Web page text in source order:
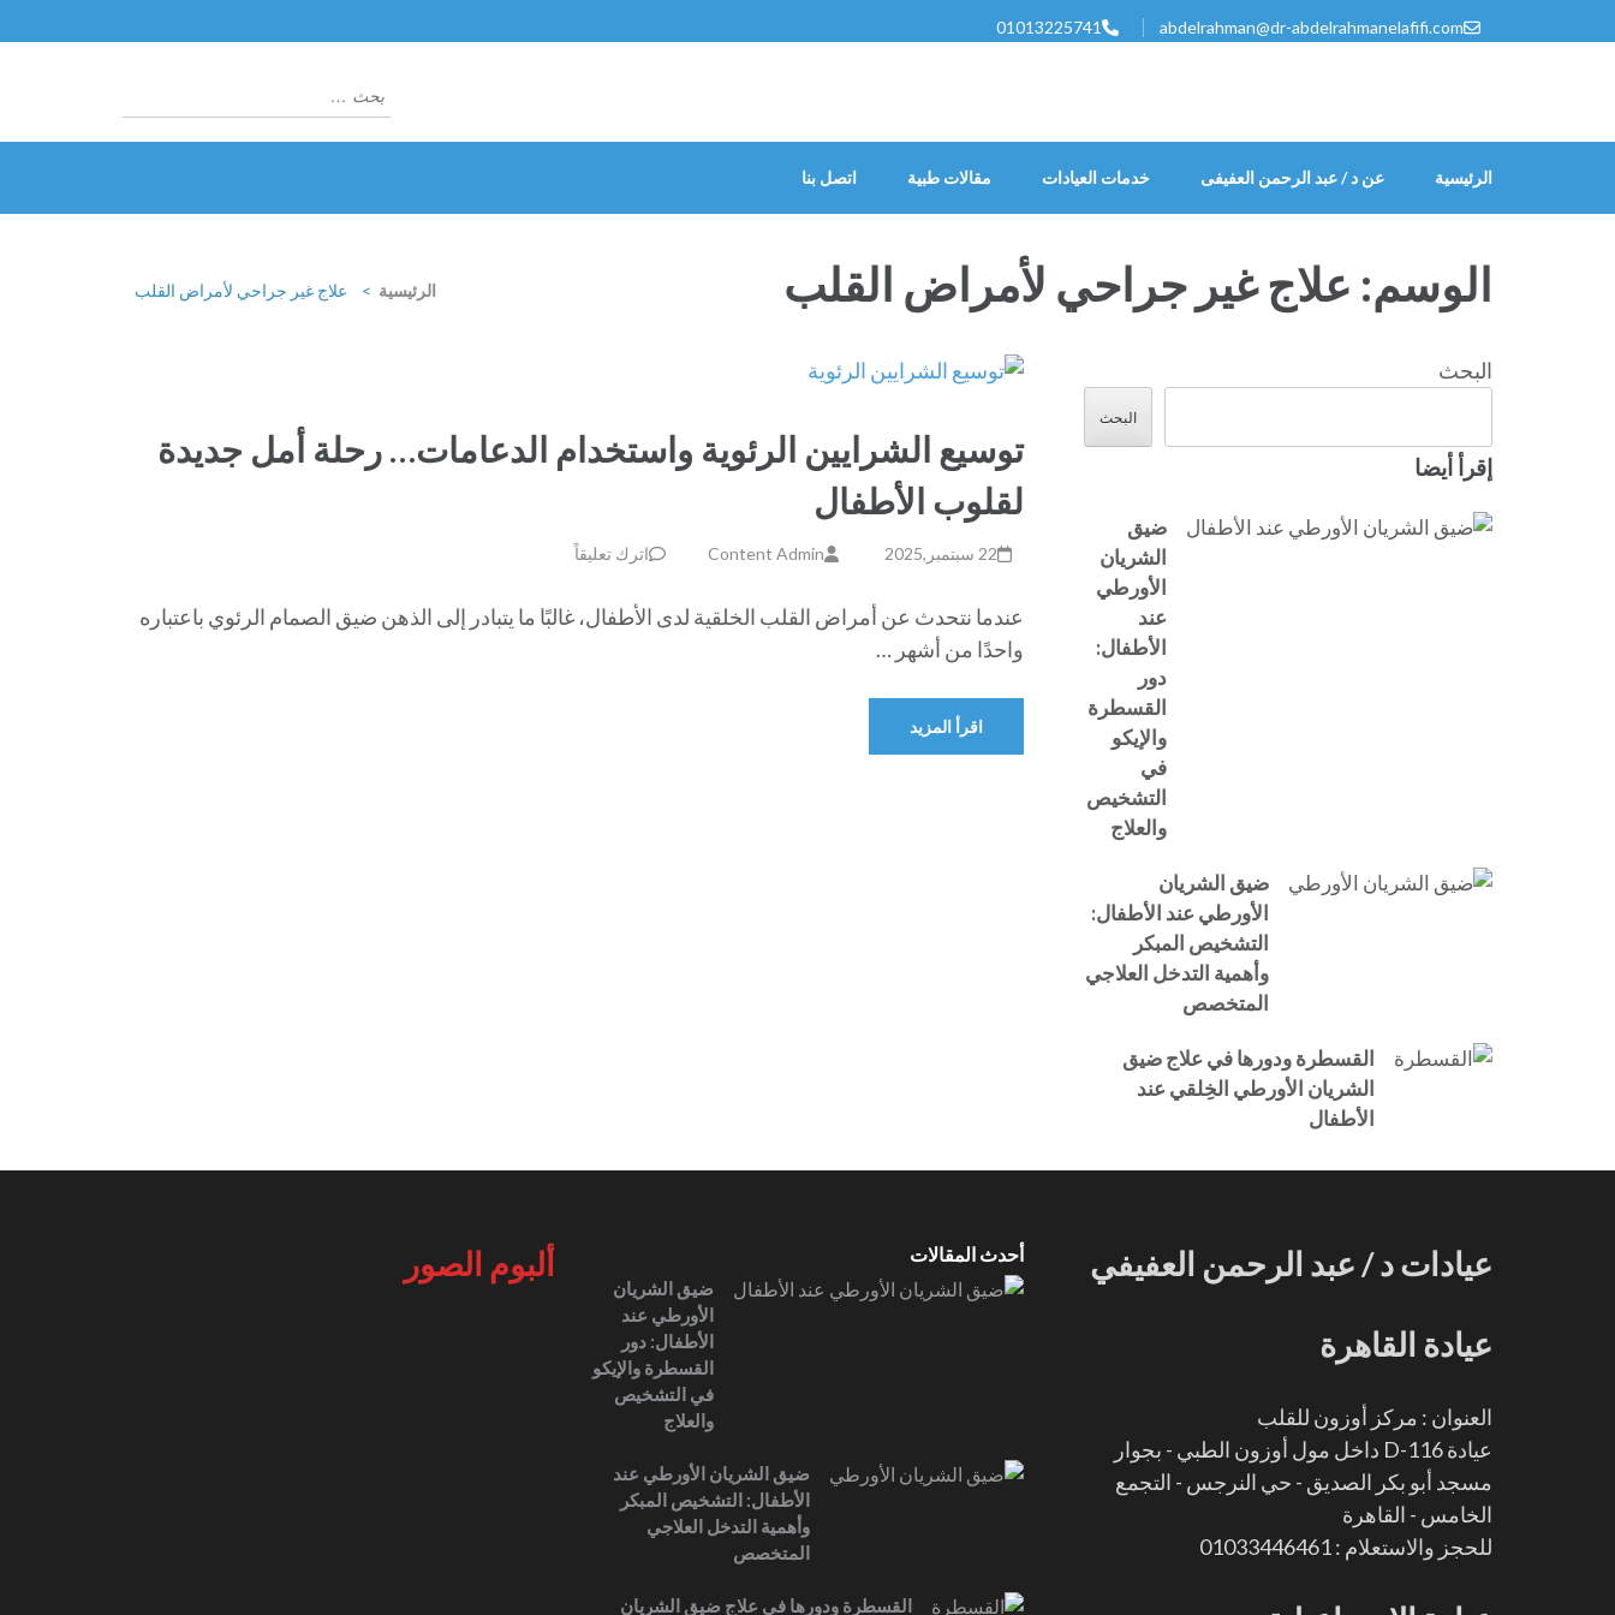
إلى
Enter)
abdelrahman@dr-abdelrahmanelafifi.com
01013225741
البحث
عن:
الرئيسية عن د / عبد الرحمن العفيفى خدمات العيادات مقالات طبية اتصل بنا
الوسم: علاج غير جراحي لأمراض القلب الرئيسية > علاج غير جراحي لأمراض القلب
توسيع الشرايين الرئوية واستخدام الدعامات… رحلة أمل جديدة
لقلوب الأطفال
22 سبتمبر,2025 Content Admin اترك تعليقاً
عندما نتحدث عن أمراض القلب الخلقية لدى الأطفال، غالبًا ما يتبادر إلى الذهن ضيق الصمام الرئوي باعتباره
واحدًا من أشهر …
اقرأ المزيد
البحث
البحث
إقرأ أيضا
ضيق
الشريان
الأورطي
عند
الأطفال:
دور
القسطرة
والإيكو
في
التشخيص
والعلاج
ضيق الشريان
الأورطي عند الأطفال:
التشخيص المبكر
وأهمية التدخل العلاجي
المتخصص
القسطرة ودورها في علاج ضيق
الشريان الأورطي الخِلقي عند
الأطفال
عيادات د / عبد الرحمن العفيفي
عيادة القاهرة
العنوان : مركز أوزون للقلب
عيادة D-116 داخل مول أوزون الطبي - بجوار
مسجد أبو بكر الصديق - حي النرجس - التجمع
الخامس - القاهرة
للحجز والاستعلام : 01033446461
أحدث المقالات
ضيق الشريان
الأورطي عند
الأطفال: دور
القسطرة والإيكو
في التشخيص
والعلاج
ضيق الشريان الأورطي عند
الأطفال: التشخيص المبكر
وأهمية التدخل العلاجي
المتخصص
القسطرة ودورها في علاج ضيق الشريان
ألبوم الصور